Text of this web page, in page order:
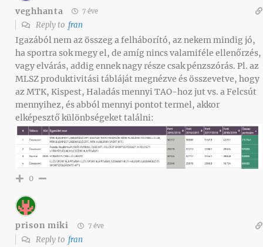
veghhanta 7 éve
Reply to fran
Igazából nem az összeg a felháborító, az nekem mindig jó,
ha sportra sok megy el, de amíg nincs valamiféle ellenőrzés,
vagy elvárás, addig ennek nagy része csak pénzszórás. Pl. az
MLSZ produktivitási tábláját megnézve és összevetve, hogy
az MTK, Kispest, Haladás mennyi TAO-hoz jut vs. a Felcsút
mennyihez, és abból mennyi pontot termel, akkor
elképesztő különbségeket találni:
0
prison miki 7 éve
Reply to fran